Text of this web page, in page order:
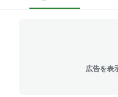
広告を表